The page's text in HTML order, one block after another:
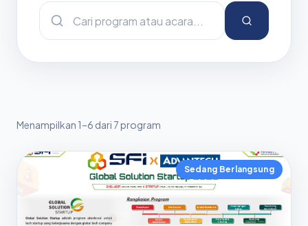
Menampilkan 1–6 dari 7 program
Sedang Berlangsung